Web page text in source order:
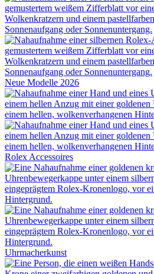
Neue Modelle 2026
Rolex Accessoires
Uhrmacherkunst